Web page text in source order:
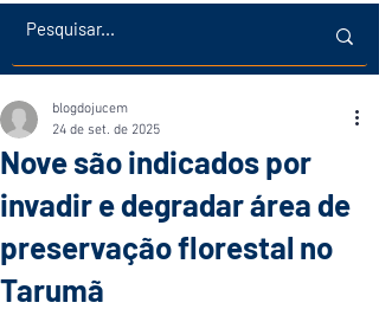
Nove são indicados por
invadir e degradar área de
preservação florestal no
Tarumã
blogdojucem
24 de set. de 2025